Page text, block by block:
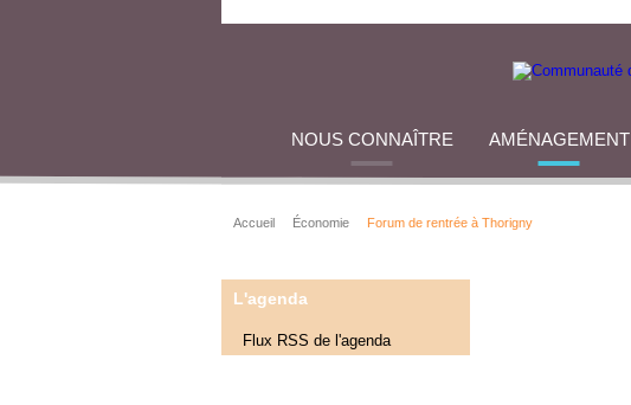
NOUS CONNAÎTRE AMÉNAGEMENT
Accueil Économie Forum de rentrée à Thorigny
L'agenda
Flux RSS de l'agenda